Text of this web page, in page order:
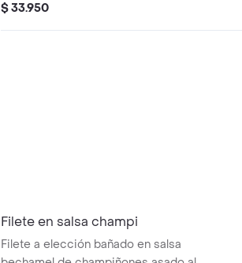
$ 33.950
Filete en salsa champi
Filete a elección bañado en salsa